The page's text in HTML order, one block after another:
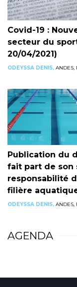
Covid-19 :
secteur du
20/04/2021)
ODEYSSA DENIS, ANDES,
Publication du
fait part de son
responsabilité
filière
ODEYSSA DENIS,
AGENDA